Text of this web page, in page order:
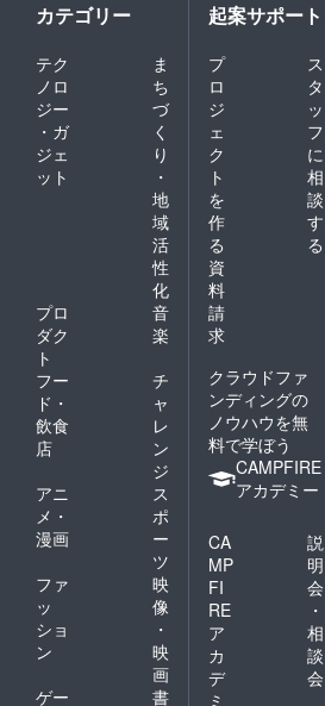
カテゴリー
テク
ノロ
ジー
・ガ
ジェ
ット
ま
ち
づ
く
り
・
地
域
活
性
化
プロ
ダク
ト
音
楽
フー
ド・
飲食
店
チ
ャ
レ
ン
ジ
アニ
メ・
漫画
ス
ポ
ー
ツ
ファ
ッ
ショ
ン
映
像
・
映
画
ゲー
書
起案サポート
プ
ロ
ジ
ェ
ク
ト
を
作
る
ス
タ
ッ
フ
に
相
談
す
る
資
料
請
求
クラウドファ
ンディングの
ノウハウを無
料で学ぼう
CAMPFIRE
アカデミー
CA
MP
FI
RE
ア
カ
デ
ミ
説
明
会
・
相
談
会